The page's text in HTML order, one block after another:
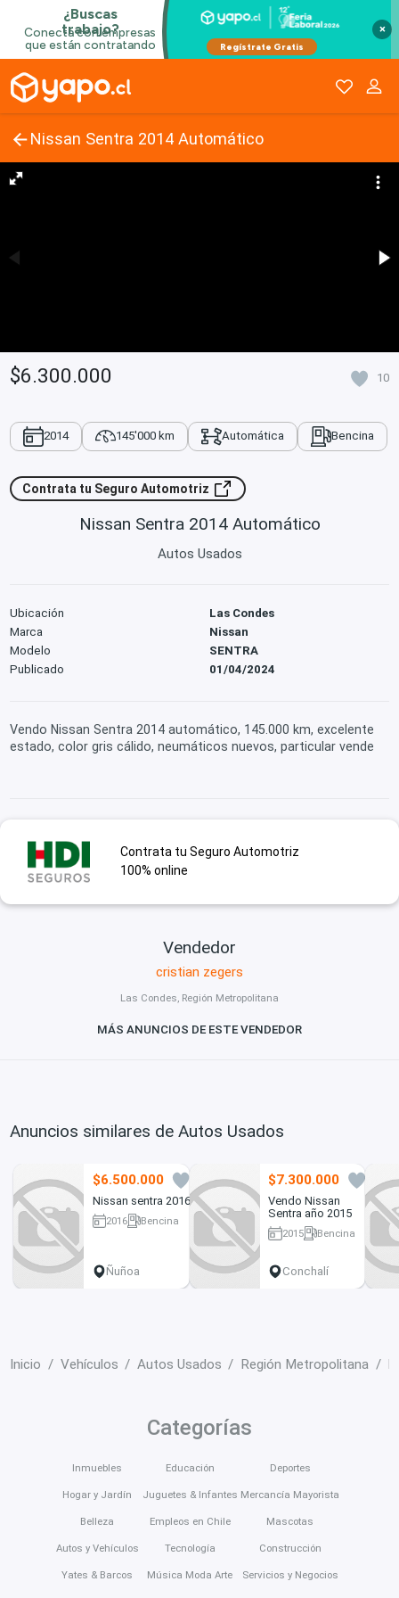
×
Nissan Sentra 2014 Automático
$6.300.000 10
2014 145'000 km Automática Bencina
Contrata tu Seguro Automotriz
Nissan Sentra 2014 Automático
Autos Usados
Ubicación
Las Condes
Marca
Nissan
Modelo
SENTRA
Publicado
01/04/2024
Vendo Nissan Sentra 2014 automático, 145.000 km, excelente
estado, color gris cálido, neumáticos nuevos, particular vende
Contrata tu Seguro Automotriz
100% online
Vendedor
cristian zegers
Las Condes, Región Metropolitana
MÁS ANUNCIOS DE ESTE VENDEDOR
Anuncios similares de Autos Usados
$6.500.000
13
Nissan sentra 2016
2016
Bencina
Ñuñoa
$7.300.000
Vendo Nissan
Sentra año 2015
2015
Bencina
Conchalí
Inicio Vehículos Autos Usados Región Metropolitana
Categorías
Inmuebles
Hogar y Jardín
Belleza
Autos y Vehículos
Yates & Barcos
Educación
Juguetes & Infantes
Empleos en Chile
Tecnología
Música Moda Arte
Deportes
Mercancía Mayorista
Mascotas
Construcción
Servicios y Negocios